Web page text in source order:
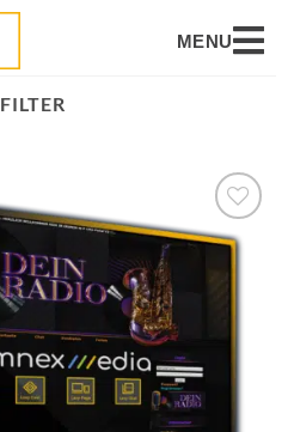
MENU
FILTER
Auf die
Wunschliste